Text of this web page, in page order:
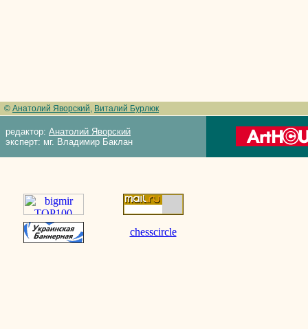
© Анатолий Яворский, Виталий Бурлюк
редактор: Анатолий Яворский
эксперт: мг. Владимир Баклан
chesscircle